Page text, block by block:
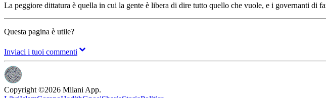
La peggiore dittatura è quella in cui la gente è libera di dire tutto quello che vuole, e i governanti di
Questa pagina è utile?
Inviaci i tuoi commenti
Copyright ©2026 Milani App.